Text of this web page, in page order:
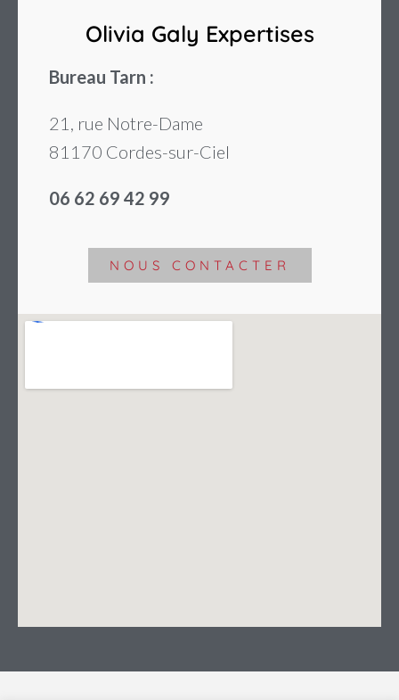
Olivia Galy Expertises
Bureau Tarn :
21, rue Notre-Dame
81170 Cordes-sur-Ciel
06 62 69 42 99
NOUS CONTACTER